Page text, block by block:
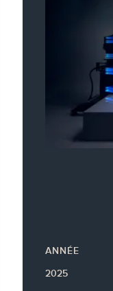
ANNÉE
2025